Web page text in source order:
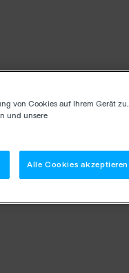
von Cookies auf Ihrem Gerät zu,
und unsere
Alle Cookies akzeptieren